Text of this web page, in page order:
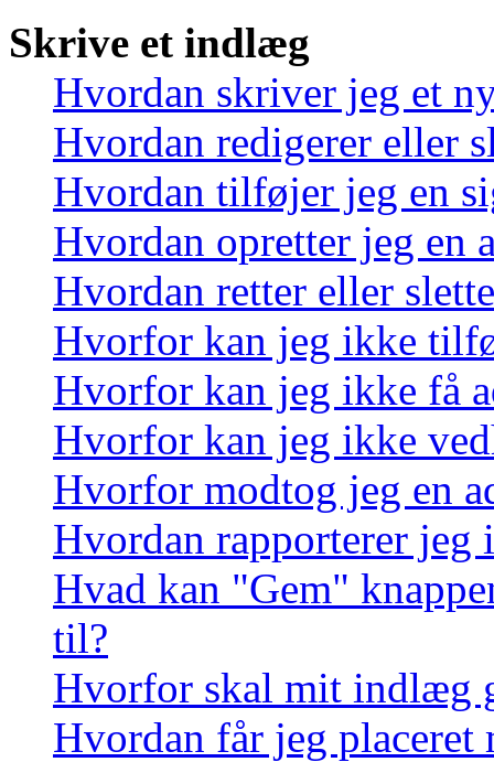
Skrive et indlæg
Hvordan skriver jeg et
Hvordan redigerer eller
Hvordan tilføjer jeg en
Hvordan opretter jeg en
Hvordan retter eller
Hvorfor kan jeg ikke
Hvorfor kan jeg ikke få
Hvorfor kan jeg ikke
Hvorfor modtog jeg en
Hvordan rapporterer
Hvad kan "Gem"
til?
Hvorfor skal mit indlæg
Hvordan får jeg placeret